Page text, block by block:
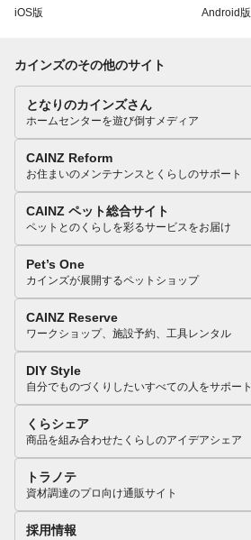
iOS版 Android版
カインズのその他のサイト
となりのカインズさん
ホームセンターを遊び倒すメディア
CAINZ Reform
お住まいのメンテナンスとくらしのサポート
CAINZ ペット総合サイト
ペットとのくらしを彩るサービスをお届け
Pet’s One
カインズが展開するペットショップ
CAINZ Reserve
ワークショップ、施設予約、工具レンタル
DIY Style
自分でものづくりしたいすべての人をサポート
くらシェア
商品を組み合わせたくらしのアイデアシェア
トラノテ
資材調達のプロ向け通販サイト
採用情報